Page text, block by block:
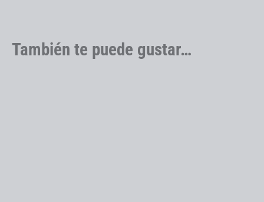
También te puede gustar…